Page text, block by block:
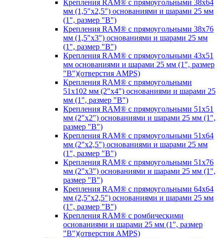
Крепления RAM® с прямоугольными 38х64
мм (1,5"х2,5") основаниями и шарами 25 мм
(1", размер "B")
Крепления RAM® с прямоугольными 38х76
мм (1,5"х3") основаниями и шарами 25 мм
(1", размер "B")
Крепления RAM® с прямоугольными 43x51
мм основаниями и шарами 25 мм (1", размер
"B")(отверстия AMPS)
Крепления RAM® с прямоугольными
51х102 мм (2"х4") основаниями и шарами 25
мм (1", размер "B")
Крепления RAM® с прямоугольными 51х51
мм (2"х2") основаниями и шарами 25 мм (1",
размер "B")
Крепления RAM® с прямоугольными 51х64
мм (2"х2,5") основаниями и шарами 25 мм
(1", размер "B")
Крепления RAM® с прямоугольными 51х76
мм (2"х3") основаниями и шарами 25 мм (1",
размер "B")
Крепления RAM® с прямоугольными 64х64
мм (2,5"х2,5") основаниями и шарами 25 мм
(1", размер "B")
Крепления RAM® с ромбическими
основаниями и шарами 25 мм (1", размер
"B")(отверстия AMPS)